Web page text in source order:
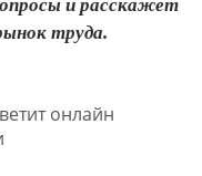
и расскажет
труда.